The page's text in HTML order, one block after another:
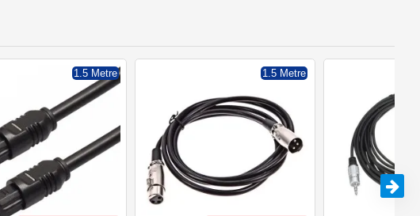
1.5 Metre 1.5 Metre